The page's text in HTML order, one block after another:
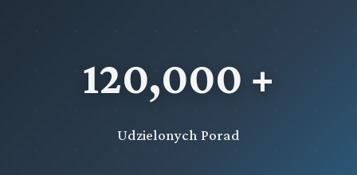
120,000 +
Udzielonych Porad